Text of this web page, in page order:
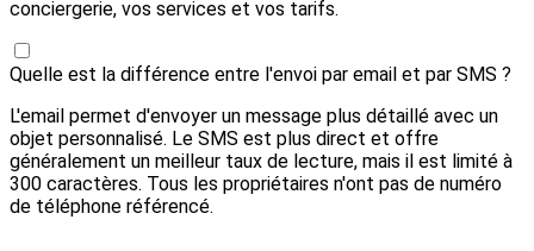
conciergerie, vos services et vos tarifs.
Quelle est la différence entre l'envoi par email et par SMS ?
L'email permet d'envoyer un message plus détaillé avec un
objet personnalisé. Le SMS est plus direct et offre
généralement un meilleur taux de lecture, mais il est limité à
300 caractères. Tous les propriétaires n'ont pas de numéro
de téléphone référencé.